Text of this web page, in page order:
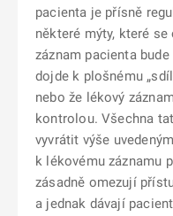
pacienta je přísně
některé mýty, které
záznam pacienta
dojde k plošnému
nebo že lékový
kontrolou. Všechna
vyvrátit výše
k lékovému záznamu
zásadně omezují
a jednak dávají